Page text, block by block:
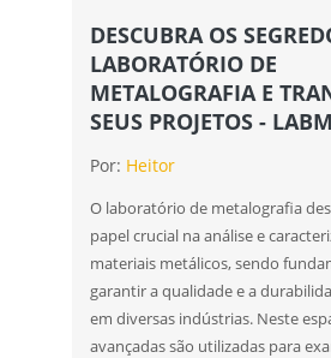
DESCUBRA OS
LABORATÓRIO DE
METALOGRAFIA E
SEUS PROJETOS -
Por: Heitor
O laboratório de metalografia
papel crucial na análise e
materiais metálicos, sendo
garantir a qualidade e a
em diversas indústrias. Neste
avançadas são utilizadas para